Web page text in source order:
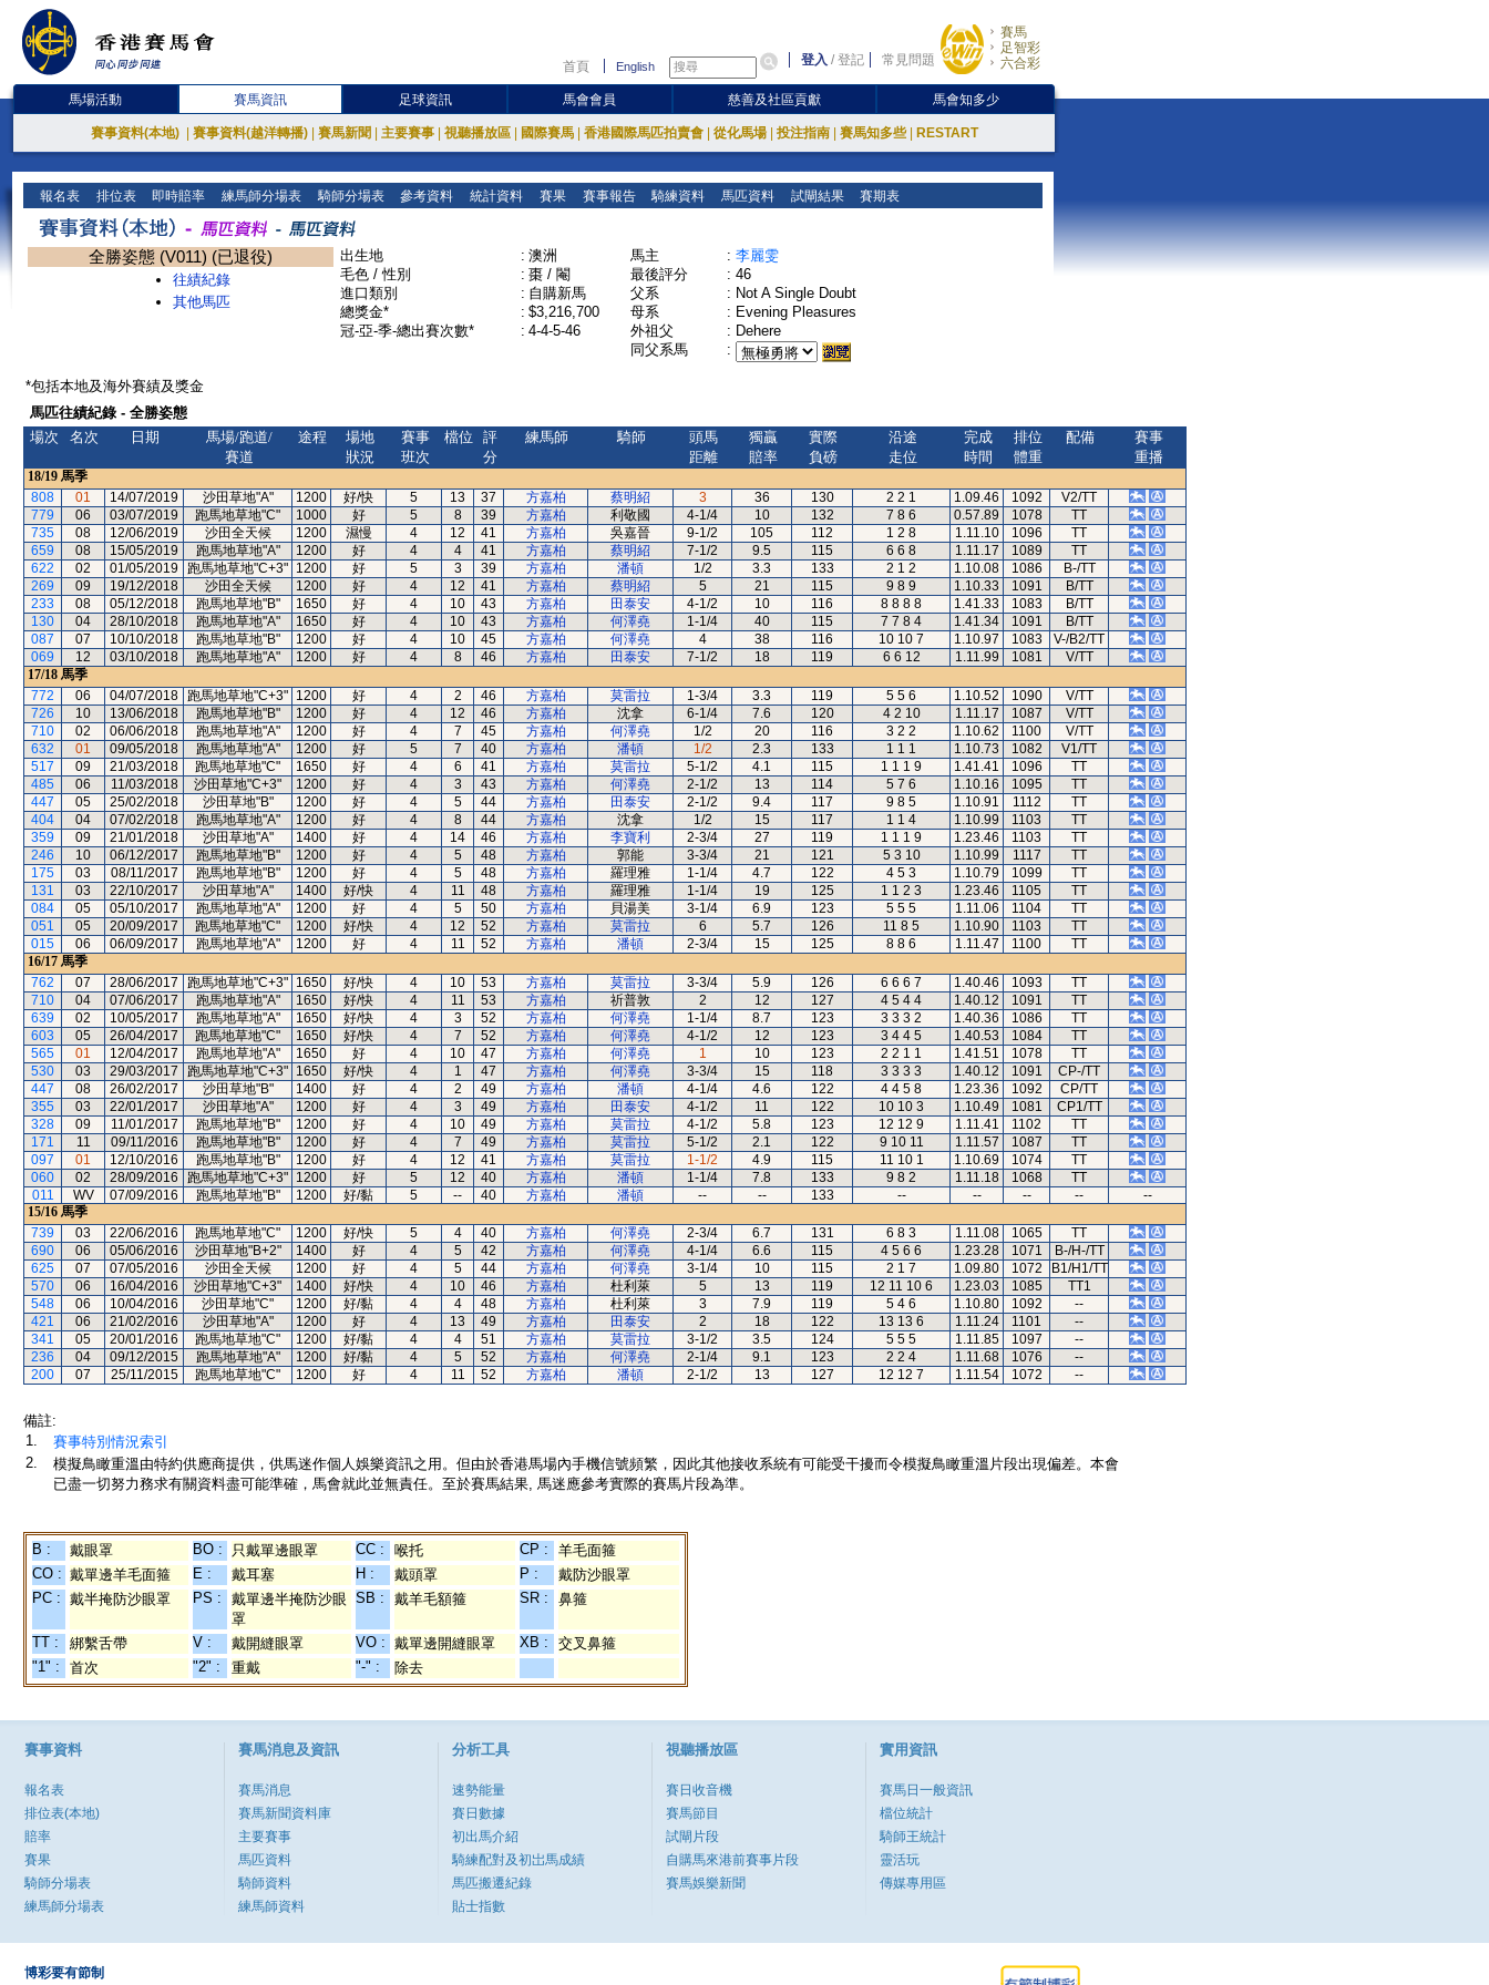
首頁 English 登入 /登記 常見問題
賽馬
足智彩
六合彩
馬場活動 賽馬資訊 足球資訊 馬會會員 慈善及社區貢獻 馬會知多少
賽事資料(本地) 賽事資料(越洋轉播) 賽馬新聞 主要賽事 視聽播放區 國際賽馬 香港國際馬匹拍賣會 從化馬場 投注指南 賽馬知多些 RESTART
報名表 排位表 即時賠率 練馬師分場表 騎師分場表 參考資料 統計資料 賽果 賽事報告 騎練資料 馬匹資料 試閘結果 賽期表
全勝姿態 (V011) (已退役)
往績紀錄
其他馬匹
出生地 : 澳洲
毛色 / 性別
: 棗 / 閹
進口類別
: 自購新馬
總獎金*
: $3,216,700
冠-亞-季-總出賽次數*
: 4-4-5-46
馬主 : 李麗雯
最後評分
: 46
父系
: Not A Single Doubt
母系
: Evening Pleasures
外祖父
: Dehere
同父系馬
:
*包括本地及海外賽績及獎金
馬匹往績紀錄 - 全勝姿態
場次
名次 日期
馬場/跑道/
賽道
途程
場地
狀況
賽事
班次
檔位
評
分
練馬師 騎師
頭馬
距離
獨贏
賠率
實際
負磅
沿途
走位
完成
時間
排位
體重
配備
賽事
重播
18/19 馬季
808
01 14/07/2019 沙田草地"A" 1200 好/快 5 13 37 方嘉柏 蔡明紹 3 36 130 2 2 1 1.09.46 1092
V2/TT
779
06 03/07/2019 跑馬地草地"C" 1000 好 5 8 39 方嘉柏 利敬國 4-1/4 10 132 7 8 6 0.57.89 1078
TT
735
08 12/06/2019 沙田全天候 1200 濕慢 4 12 41 方嘉柏 吳嘉晉 9-1/2 105 112 1 2 8 1.11.10 1096
TT
659
08 15/05/2019 跑馬地草地"A" 1200 好 4 4 41 方嘉柏 蔡明紹 7-1/2 9.5 115 6 6 8 1.11.17 1089
TT
622
02 01/05/2019 跑馬地草地"C+3" 1200 好 5 3 39 方嘉柏 潘頓 1/2 3.3 133 2 1 2 1.10.08 1086
B-/TT
269
09 19/12/2018 沙田全天候 1200 好 4 12 41 方嘉柏 蔡明紹 5 21 115 9 8 9 1.10.33 1091
B/TT
233
08 05/12/2018 跑馬地草地"B" 1650 好 4 10 43 方嘉柏 田泰安 4-1/2 10 116 8 8 8 8 1.41.33 1083
B/TT
130
04 28/10/2018 跑馬地草地"A" 1650 好 4 10 43 方嘉柏 何澤堯 1-1/4 40 115 7 7 8 4 1.41.34 1091
B/TT
087
07 10/10/2018 跑馬地草地"B" 1200 好 4 10 45 方嘉柏 何澤堯 4 38 116 10 10 7 1.10.97 1083
V-/B2/TT
069
12 03/10/2018 跑馬地草地"A" 1200 好 4 8 46 方嘉柏 田泰安 7-1/2 18 119 6 6 12 1.11.99 1081
V/TT
17/18 馬季
772
06 04/07/2018 跑馬地草地"C+3" 1200 好 4 2 46 方嘉柏 莫雷拉 1-3/4 3.3 119 5 5 6 1.10.52 1090
V/TT
726
10 13/06/2018 跑馬地草地"B" 1200 好 4 12 46 方嘉柏 沈拿 6-1/4 7.6 120 4 2 10 1.11.17 1087
V/TT
710
02 06/06/2018 跑馬地草地"A" 1200 好 4 7 45 方嘉柏 何澤堯 1/2 20 116 3 2 2 1.10.62 1100
V/TT
632
01 09/05/2018 跑馬地草地"A" 1200 好 5 7 40 方嘉柏 潘頓 1/2 2.3 133 1 1 1 1.10.73 1082
V1/TT
517
09 21/03/2018 跑馬地草地"C" 1650 好 4 6 41 方嘉柏 莫雷拉 5-1/2 4.1 115 1 1 1 9 1.41.41 1096
TT
485
06 11/03/2018 沙田草地"C+3" 1200 好 4 3 43 方嘉柏 何澤堯 2-1/2 13 114 5 7 6 1.10.16 1095
TT
447
05 25/02/2018 沙田草地"B" 1200 好 4 5 44 方嘉柏 田泰安 2-1/2 9.4 117 9 8 5 1.10.91 1112
TT
404
04 07/02/2018 跑馬地草地"A" 1200 好 4 8 44 方嘉柏 沈拿 1/2 15 117 1 1 4 1.10.99 1103
TT
359
09 21/01/2018 沙田草地"A" 1400 好 4 14 46 方嘉柏 李寶利 2-3/4 27 119 1 1 1 9 1.23.46 1103
TT
246
10 06/12/2017 跑馬地草地"B" 1200 好 4 5 48 方嘉柏 郭能 3-3/4 21 121 5 3 10 1.10.99 1117
TT
175
03 08/11/2017 跑馬地草地"B" 1200 好 4 5 48 方嘉柏 羅理雅 1-1/4 4.7 122 4 5 3 1.10.79 1099
TT
131
03 22/10/2017 沙田草地"A" 1400 好/快 4 11 48 方嘉柏 羅理雅 1-1/4 19 125 1 1 2 3 1.23.46 1105
TT
084
05 05/10/2017 跑馬地草地"A" 1200 好 4 5 50 方嘉柏 貝湯美 3-1/4 6.9 123 5 5 5 1.11.06 1104
TT
051
05 20/09/2017 跑馬地草地"C" 1200 好/快 4 12 52 方嘉柏 莫雷拉 6 5.7 126 11 8 5 1.10.90 1103
TT
015
06 06/09/2017 跑馬地草地"A" 1200 好 4 11 52 方嘉柏 潘頓 2-3/4 15 125 8 8 6 1.11.47 1100
TT
16/17 馬季
762
07 28/06/2017 跑馬地草地"C+3" 1650 好/快 4 10 53 方嘉柏 莫雷拉 3-3/4 5.9 126 6 6 6 7 1.40.46 1093
TT
710
04 07/06/2017 跑馬地草地"A" 1650 好/快 4 11 53 方嘉柏 祈普敦 2 12 127 4 5 4 4 1.40.12 1091
TT
639
02 10/05/2017 跑馬地草地"A" 1650 好/快 4 3 52 方嘉柏 何澤堯 1-1/4 8.7 123 3 3 3 2 1.40.36 1086
TT
603
05 26/04/2017 跑馬地草地"C" 1650 好/快 4 7 52 方嘉柏 何澤堯 4-1/2 12 123 3 4 4 5 1.40.53 1084
TT
565
01 12/04/2017 跑馬地草地"A" 1650 好 4 10 47 方嘉柏 何澤堯 1 10 123 2 2 1 1 1.41.51 1078
TT
530
03 29/03/2017 跑馬地草地"C+3" 1650 好/快 4 1 47 方嘉柏 何澤堯 3-3/4 15 118 3 3 3 3 1.40.12 1091
CP-/TT
447
08 26/02/2017 沙田草地"B" 1400 好 4 2 49 方嘉柏 潘頓 4-1/4 4.6 122 4 4 5 8 1.23.36 1092
CP/TT
355
03 22/01/2017 沙田草地"A" 1200 好 4 3 49 方嘉柏 田泰安 4-1/2 11 122 10 10 3 1.10.49 1081
CP1/TT
328
09 11/01/2017 跑馬地草地"B" 1200 好 4 10 49 方嘉柏 莫雷拉 4-1/2 5.8 123 12 12 9 1.11.41 1102
TT
171
11 09/11/2016 跑馬地草地"B" 1200 好 4 7 49 方嘉柏 莫雷拉 5-1/2 2.1 122 9 10 11 1.11.57 1087
TT
097
01 12/10/2016 跑馬地草地"B" 1200 好 4 12 41 方嘉柏 莫雷拉 1-1/2 4.9 115 11 10 1 1.10.69 1074
TT
060
02 28/09/2016 跑馬地草地"C+3" 1200 好 5 12 40 方嘉柏 潘頓 1-1/4 7.8 133 9 8 2 1.11.18 1068
TT
011
WV 07/09/2016 跑馬地草地"B" 1200 好/黏 5 -- 40 方嘉柏 潘頓 -- -- 133 -- -- -- --
--
15/16 馬季
739
03 22/06/2016 跑馬地草地"C" 1200 好/快 5 4 40 方嘉柏 何澤堯 2-3/4 6.7 131 6 8 3 1.11.08 1065
TT
690
06 05/06/2016 沙田草地"B+2" 1400 好 4 5 42 方嘉柏 何澤堯 4-1/4 6.6 115 4 5 6 6 1.23.28 1071
B-/H-/TT
625
07 07/05/2016 沙田全天候 1200 好 4 5 44 方嘉柏 何澤堯 3-1/4 10 115 2 1 7 1.09.80 1072
B1/H1/TT
570
06 16/04/2016 沙田草地"C+3" 1400 好/快 4 10 46 方嘉柏 杜利萊 5 13 119 12 11 10 6 1.23.03 1085
TT1
548
06 10/04/2016 沙田草地"C" 1200 好/黏 4 4 48 方嘉柏 杜利萊 3 7.9 119 5 4 6 1.10.80 1092
--
421
06 21/02/2016 沙田草地"A" 1200 好 4 13 49 方嘉柏 田泰安 2 18 122 13 13 6 1.11.24 1101
--
341
05 20/01/2016 跑馬地草地"C" 1200 好/黏 4 4 51 方嘉柏 莫雷拉 3-1/2 3.5 124 5 5 5 1.11.85 1097
--
236
04 09/12/2015 跑馬地草地"A" 1200 好/黏 4 5 52 方嘉柏 何澤堯 2-1/4 9.1 123 2 2 4 1.11.68 1076
--
200
07 25/11/2015 跑馬地草地"C" 1200 好 4 11 52 方嘉柏 潘頓 2-1/2 13 127 12 12 7 1.11.54 1072 --
備註:
1.
賽事特別情況索引
2.
模擬鳥瞰重溫由特約供應商提供，供馬迷作個人娛樂資訊之用。但由於香港馬場內手機信號頻繁，因此其他接收系統有可能受干擾而令模擬鳥瞰重溫片段出現偏差。本會
已盡一切努力務求有關資料盡可能準確，馬會就此並無責任。至於賽馬結果, 馬迷應參考實際的賽馬片段為準。
B : 戴眼罩 BO : 只戴單邊眼罩 CC : 喉托 CP :
羊毛面箍
CO : 戴單邊羊毛面箍 E : 戴耳塞 H : 戴頭罩 P :
戴防沙眼罩
PC : 戴半掩防沙眼罩 PS :
戴單邊半掩防沙眼
罩
SB : 戴羊毛額箍 SR : 鼻箍
TT : 綁繫舌帶 V : 戴開縫眼罩 VO : 戴單邊開縫眼罩 XB :
交叉鼻箍
"1" :
首次 "2" : 重戴 "-" : 除去
賽事資料
報名表
排位表(本地)
賠率
賽果
騎師分場表
練馬師分場表
賽馬消息及資訊
賽馬消息
賽馬新聞資料庫
主要賽事
馬匹資料
騎師資料
練馬師資料
分析工具
速勢能量
賽日數據
初出馬介紹
騎練配對及初岀馬成績
馬匹搬遷紀錄
貼士指數
視聽播放區
賽日收音機
賽馬節目
試閘片段
自購馬來港前賽事片段
賽馬娛樂新聞
實用資訊
賽馬日一般資訊
檔位統計
騎師王統計
靈活玩
傳媒專用區
博彩要有節制